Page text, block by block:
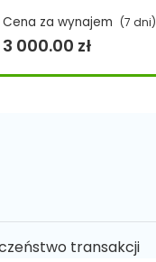
Cena za wynajem (7 dni)
3 000.00 zł
transakcji